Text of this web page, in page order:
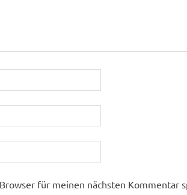
für meinen nächsten Kommentar